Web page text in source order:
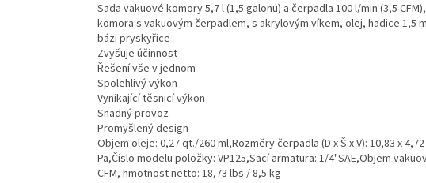
Sada vakuové komory 5,7 l (1,5 galonu) a čerpadla 100 l/min (3,5
komora s vakuovým čerpadlem, s akrylovým víkem, olej, hadice 1,5
bázi pryskyřice
Zvyšuje účinnost
Řešení vše v jednom
Spolehlivý výkon
Vynikající těsnicí výkon
Snadný provoz
Promyšlený design
Objem oleje: 0,27 qt./260 ml,Rozměry čerpadla (D x Š x V): 10,83 x
Pa,Číslo modelu položky: VP125,Sací armatura: 1/4"SAE,Objem
CFM, hmotnost netto: 18,73 lbs / 8,5 kg